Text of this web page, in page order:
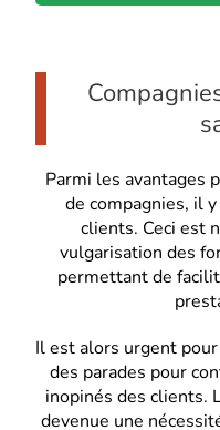
Parmi les avantages
de compagnies, il
clients. Ceci est
vulgarisation des
permettant de
Il est alors urgent
des parades pour
inopinés des clients.
devenue une